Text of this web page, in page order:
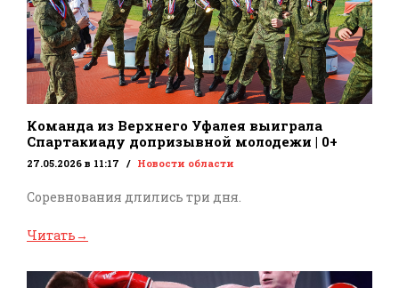
Команда из Верхнего Уфалея выиграла
Спартакиаду допризывной молодежи | 0+
27.05.2026 в 11:17 Новости области
Соревнования длились три дня.
Читать→